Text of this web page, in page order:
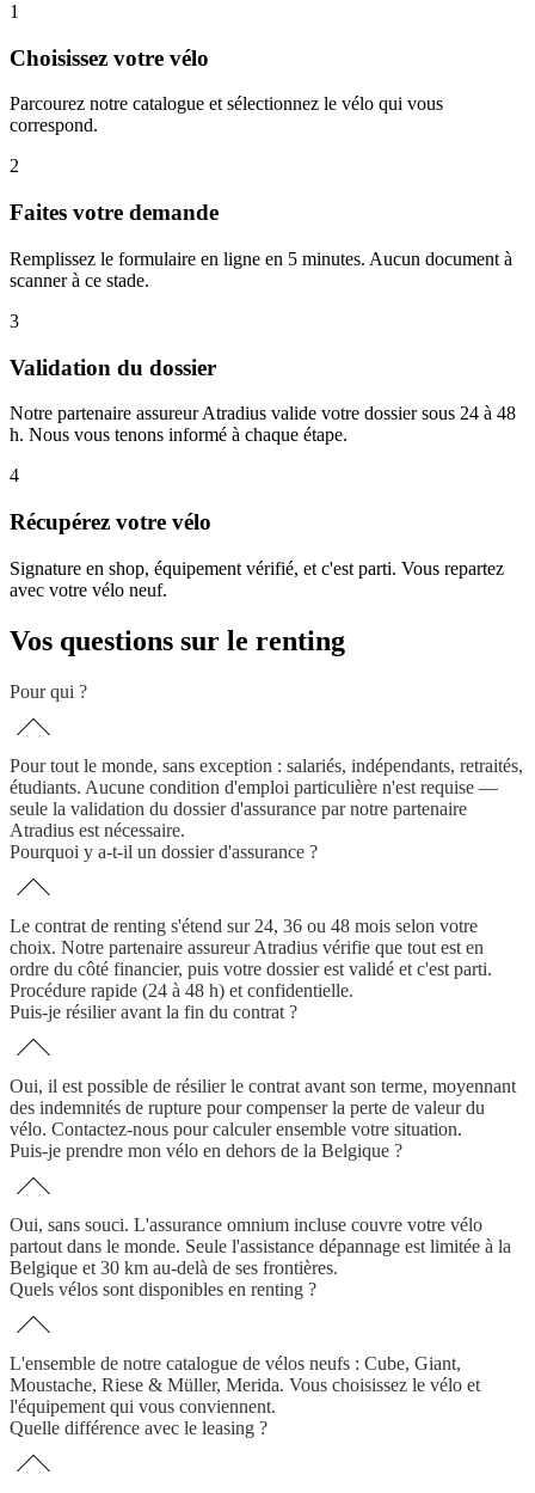
1
Choisissez votre vélo
Parcourez notre catalogue et sélectionnez le vélo qui vous
correspond.
2
Faites votre demande
Remplissez le formulaire en ligne en 5 minutes. Aucun document à
scanner à ce stade.
3
Validation du dossier
Notre partenaire assureur Atradius valide votre dossier sous 24 à 48
h. Nous vous tenons informé à chaque étape.
4
Récupérez votre vélo
Signature en shop, équipement vérifié, et c'est parti. Vous repartez
avec votre vélo neuf.
Vos questions sur le renting
Pour qui ?
Pour tout le monde, sans exception : salariés, indépendants, retraités,
étudiants. Aucune condition d'emploi particulière n'est requise —
seule la validation du dossier d'assurance par notre partenaire
Atradius est nécessaire.
Pourquoi y a-t-il un dossier d'assurance ?
Le contrat de renting s'étend sur 24, 36 ou 48 mois selon votre
choix. Notre partenaire assureur Atradius vérifie que tout est en
ordre du côté financier, puis votre dossier est validé et c'est parti.
Procédure rapide (24 à 48 h) et confidentielle.
Puis-je résilier avant la fin du contrat ?
Oui, il est possible de résilier le contrat avant son terme, moyennant
des indemnités de rupture pour compenser la perte de valeur du
vélo. Contactez-nous pour calculer ensemble votre situation.
Puis-je prendre mon vélo en dehors de la Belgique ?
Oui, sans souci. L'assurance omnium incluse couvre votre vélo
partout dans le monde. Seule l'assistance dépannage est limitée à la
Belgique et 30 km au-delà de ses frontières.
Quels vélos sont disponibles en renting ?
L'ensemble de notre catalogue de vélos neufs : Cube, Giant,
Moustache, Riese & Müller, Merida. Vous choisissez le vélo et
l'équipement qui vous conviennent.
Quelle différence avec le leasing ?